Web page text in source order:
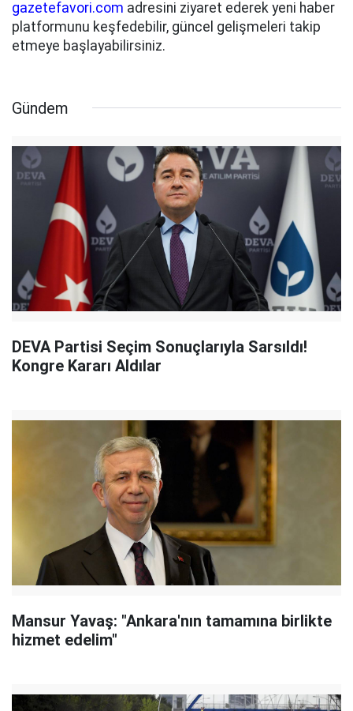
gazetefavori.com adresini ziyaret ederek yeni haber
platformunu keşfedebilir, güncel gelişmeleri takip
etmeye başlayabilirsiniz.
Gündem
DEVA Partisi Seçim Sonuçlarıyla Sarsıldı!
Kongre Kararı Aldılar
Mansur Yavaş: "Ankara'nın tamamına birlikte
hizmet edelim"